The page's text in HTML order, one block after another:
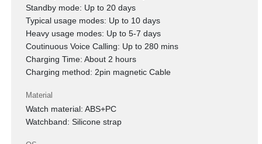
Standby mode: Up to 20 days
Typical usage modes: Up to 10 days
Heavy usage modes: Up to 5-7 days
Coutinuous Voice Calling: Up to 280 mins
Charging Time: About 2 hours
Charging method: 2pin magnetic Cable
Material
Watch material: ABS+PC
Watchband: Silicone strap